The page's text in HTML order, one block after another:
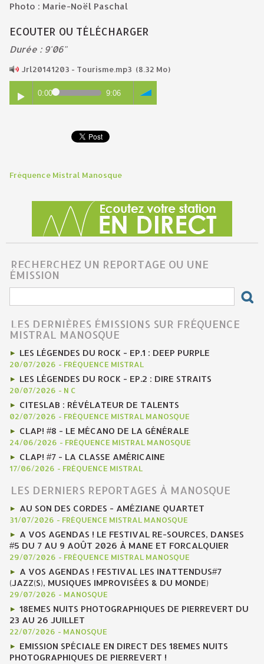
Photo : Marie-Noël Paschal
ECOUTER OU TÉLÉCHARGER
Durée : 9'06"
Jrl20141203 - Tourisme.mp3 (8.32 Mo)
0:00 9:06
Fréquence Mistral Manosque
RECHERCHEZ UN REPORTAGE OU UNE
ÉMISSION
LES DERNIÈRES ÉMISSIONS SUR FRÉQUENCE
MISTRAL MANOSQUE
LES LÉGENDES DU ROCK - EP.1 : DEEP PURPLE
20/07/2026 - FRÉQUENCE MISTRAL
LES LÉGENDES DU ROCK - EP.2 : DIRE STRAITS
20/07/2026 - N C
CITESLAB : RÉVÉLATEUR DE TALENTS
02/07/2026 - FRÉQUENCE MISTRAL MANOSQUE
CLAP! #8 - LE MÉCANO DE LA GÉNÉRALE
24/06/2026 - FRÉQUENCE MISTRAL MANOSQUE
CLAP! #7 - LA CLASSE AMÉRICAINE
17/06/2026 - FRÉQUENCE MISTRAL
LES DERNIERS REPORTAGES À MANOSQUE
AU SON DES CORDES - AMÉZIANE QUARTET
31/07/2026 - FRÉQUENCE MISTRAL MANOSQUE
A VOS AGENDAS ! LE FESTIVAL RE-SOURCES, DANSES
#5 DU 7 AU 9 AOÛT 2026 À MANE ET FORCALQUIER
29/07/2026 - FRÉQUENCE MISTRAL MANOSQUE
A VOS AGENDAS ! FESTIVAL LES INATTENDUS#7
(JAZZ(S), MUSIQUES IMPROVISÉES & DU MONDE)
29/07/2026 - MANOSQUE
18EMES NUITS PHOTOGRAPHIQUES DE PIERREVERT DU
23 AU 26 JUILLET
22/07/2026 - MANOSQUE
EMISSION SPÉCIALE EN DIRECT DES 18EMES NUITS
PHOTOGRAPHIQUES DE PIERREVERT !